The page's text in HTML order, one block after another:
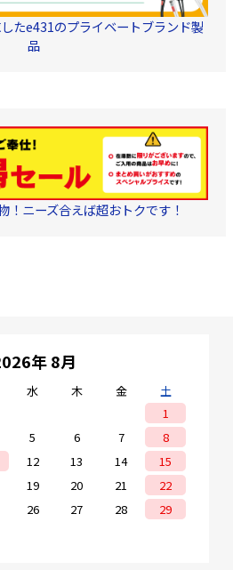
たe431のプライベートブランド製
品
！ニーズ合えば超おトクです！
年 8月
水 木 金
土
1
5 6 7
8
12 13 14
15
19 20 21
22
26 27 28
29